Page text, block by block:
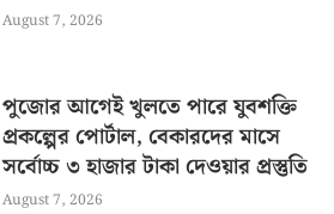
August 7, 2026
পুজোর আগেই খুলতে পারে যুবশক্তি
প্রকল্পের পোর্টাল, বেকারদের মাসে
সর্বোচ্চ ৩ হাজার টাকা দেওয়ার প্রস্তুতি
August 7, 2026